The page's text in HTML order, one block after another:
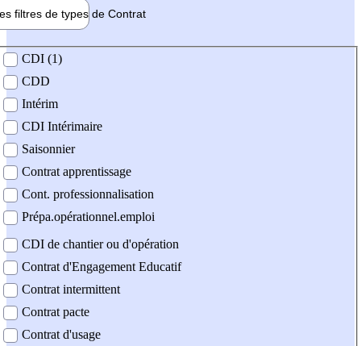
filtres de types de Contrat
contrat
CDI (1)
CDD
Intérim
CDI Intérimaire
Saisonnier
Contrat apprentissage
Cont. professionnalisation
Prépa.opérationnel.emploi
CDI de chantier ou d'opération
Contrat d'Engagement Educatif
Contrat intermittent
Contrat pacte
Contrat d'usage